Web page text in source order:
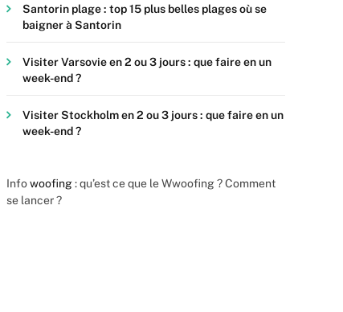
Santorin plage : top 15 plus belles plages où se
baigner à Santorin
Visiter Varsovie en 2 ou 3 jours : que faire en un
week-end ?
Visiter Stockholm en 2 ou 3 jours : que faire en un
week-end ?
Infowoofing: qu’est ce que le Wwoofing ? Comment
se lancer ?